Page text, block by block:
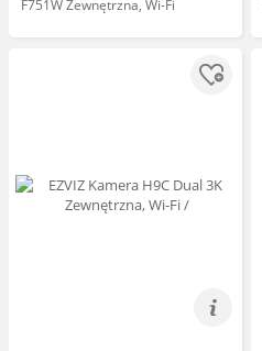
F751W Zewnętrzna, Wi-Fi